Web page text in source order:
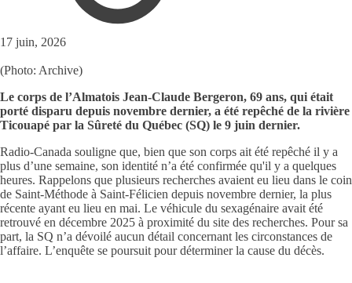
17 juin, 2026
(Photo: Archive)
Le corps de l’Almatois Jean-Claude Bergeron, 69 ans, qui était
porté disparu depuis novembre dernier, a été repêché de la rivière
Ticouapé par la Sûreté du Québec (SQ) le 9 juin dernier.
Radio-Canada souligne que, bien que son corps ait été repêché il y a
plus d’une semaine, son identité n’a été confirmée qu'il y a quelques
heures. Rappelons que plusieurs recherches avaient eu lieu dans le coin
de Saint-Méthode à Saint-Félicien depuis novembre dernier, la plus
récente ayant eu lieu en mai. Le véhicule du sexagénaire avait été
retrouvé en décembre 2025 à proximité du site des recherches. Pour sa
part, la SQ n’a dévoilé aucun détail concernant les circonstances de
l’affaire. L’enquête se poursuit pour déterminer la cause du décès.